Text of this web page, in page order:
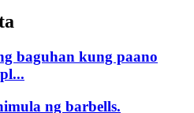
baguhan kung paano
ng barbells.